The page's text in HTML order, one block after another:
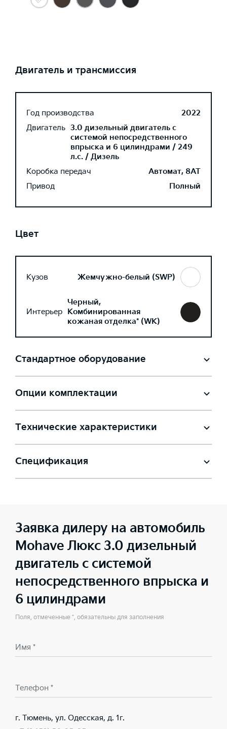
Двигатель и трансмиссия
Год производства
2022
Двигатель 3.0 дизельный двигатель с
системой непосредственного
впрыска и 6 цилиндрами / 249
л.с. / Дизель
Коробка передач
Автомат, 8AT
Привод
Полный
Цвет
Кузов Жемчужно-белый (SWP)
Интерьер
Черный,
Комбинированная
кожаная отделка* (WK)
Стандартное оборудование
Опции комплектации
Технические характеристики
Спецификация
Заявка дилеру на автомобиль
Mohave Люкс 3.0 дизельный
двигатель с системой
непосредственного впрыска и
6 цилиндрами
Поля, отмеченные *, обязательны для заполнения
Имя *
Телефон *
г. Тюмень, ул. Одесская, д. 1г.